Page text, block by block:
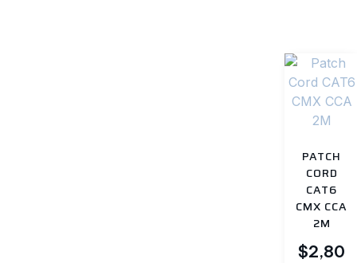
PATCH
CORD
CAT6
CMX CCA
2M
$2,80